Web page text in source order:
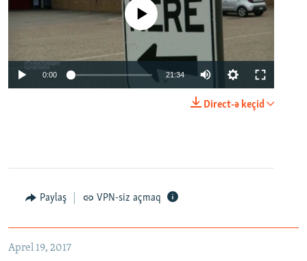
No media source currently available
0:00 21:34
Direct-ə keçid
Paylaş VPN-siz açmaq
Aprel 19, 2017